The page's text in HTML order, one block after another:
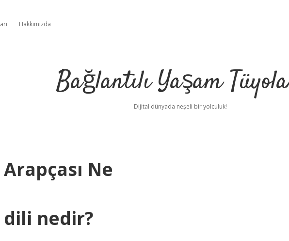
Hakkımızda
Bağlantılı Yaşam
Dijital dünyada neşeli bir yolculuk!
Ne
dili nedir?